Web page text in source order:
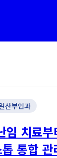
산부인과
임 치료
통합 관